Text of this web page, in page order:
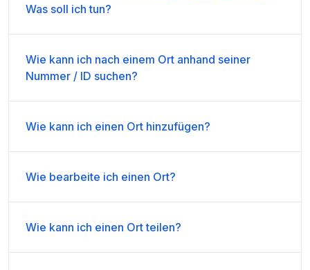
Was soll ich tun?
Wie kann ich nach einem Ort anhand seiner
Nummer / ID suchen?
Wie kann ich einen Ort hinzufügen?
Wie bearbeite ich einen Ort?
Wie kann ich einen Ort teilen?